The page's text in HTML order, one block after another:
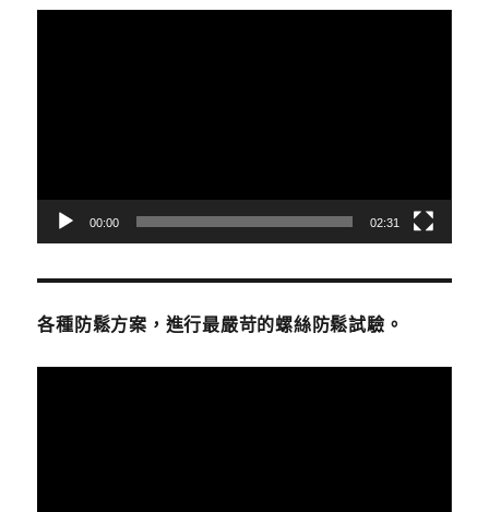
00:00 02:31
各種防鬆方案，進行最嚴苛的螺絲防鬆試驗。